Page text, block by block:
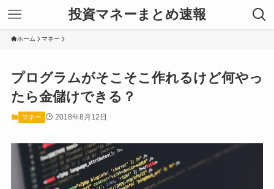
投資マネーまとめ速報
ホーム マネー
プログラムがそこそこ作れるけど何やっ
たら金儲けできる？
マネー 2018年8月12日